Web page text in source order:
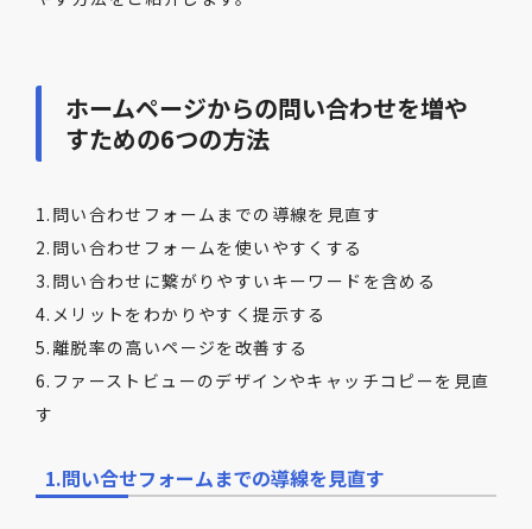
ホームページからの問い合わせを増や
すための6つの方法
1.問い合わせフォームまでの導線を見直す
2.問い合わせフォームを使いやすくする
3.問い合わせに繋がりやすいキーワードを含める
4.メリットをわかりやすく提示する
5.離脱率の高いページを改善する
6.ファーストビューのデザインやキャッチコピーを見直
す
1.問い合せフォームまでの導線を見直す